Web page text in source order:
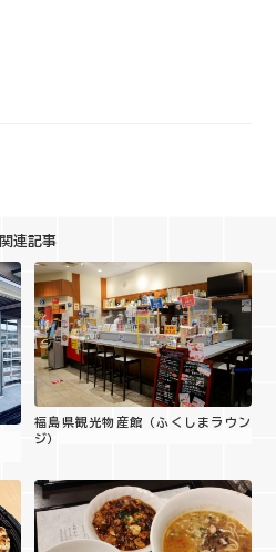
関連記事
福島県観光物産館（ふくしまラウン
ジ）